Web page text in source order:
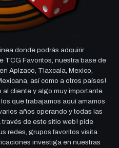
donde podrás adquirir
TCG Favoritos, nuestra base de
Apizaco, Tlaxcala, Mexico,
así como a otros países!
cliente y algo muy importante
que trabajamos aquí amamos
años operando y todas las
de este sitio web! pide
redes, grupos favoritos visita
investiga en nuestras